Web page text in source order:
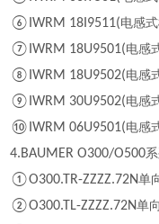
⑥IWRM 18I9511(电感
⑦IWRM 18U9501(电感
⑧IWRM 18U9502(电感
⑨IWRM 30U9502(电感
⑩IWRM 06U9501(电感
4.BAUMER O300/O500
①O300.TR-ZZZZ.72N单
②O300.TL-ZZZZ.72N单